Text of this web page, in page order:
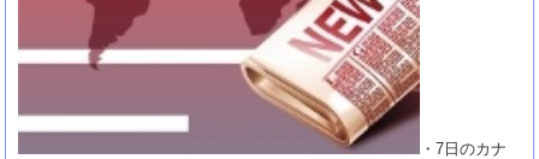
・7日のカナ